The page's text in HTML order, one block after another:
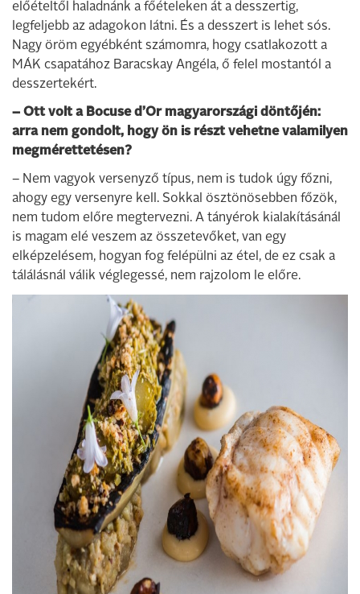
előételtől haladnánk a főételeken át a desszertig,
legfeljebb az adagokon látni. És a desszert is lehet sós.
Nagy öröm egyébként számomra, hogy csatlakozott a
MÁK csapatához Baracskay Angéla, ő felel mostantól a
desszertekért.
– Ott volt a Bocuse d’Or magyarországi döntőjén:
arra nem gondolt, hogy ön is részt vehetne valamilyen
megmérettetésen?
– Nem vagyok versenyző típus, nem is tudok úgy főzni,
ahogy egy versenyre kell. Sokkal ösztönösebben főzök,
nem tudom előre megtervezni. A tányérok kialakításánál
is magam elé veszem az összetevőket, van egy
elképzelésem, hogyan fog felépülni az étel, de ez csak a
tálálásnál válik véglegessé, nem rajzolom le előre.